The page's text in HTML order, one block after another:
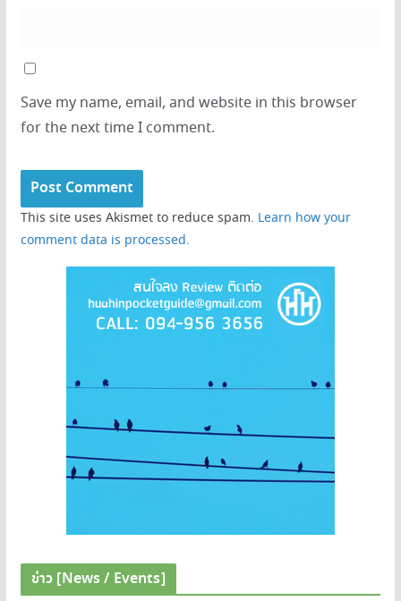
Save my name, email, and website in this browser
for the next time I comment.
This site uses Akismet to reduce spam. Learn how your
comment data is processed.
ข่าว [News / Events]